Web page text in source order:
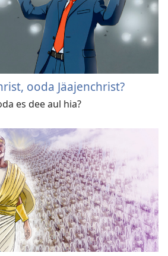
ooda Jäajenchrist?
es dee aul hia?